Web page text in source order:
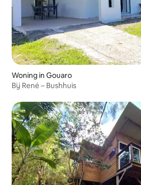
Woning in Gouaro
Bij René – Bushhuis